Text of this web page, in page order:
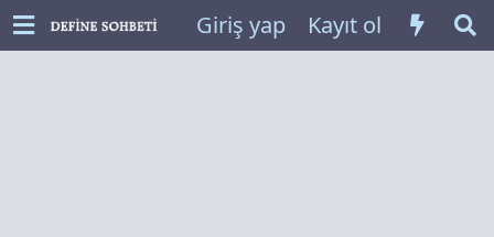
Giriş yap Kayıt ol